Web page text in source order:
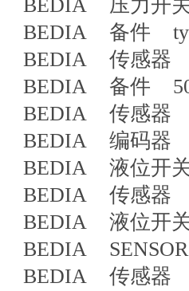
BEDIA 压力开
BEDIA 备件
BEDIA 传感器
BEDIA 备件
BEDIA 传感器
BEDIA 编码器
BEDIA 液位开
BEDIA 传感器
BEDIA 液位开
BEDIA
BEDIA 传感器